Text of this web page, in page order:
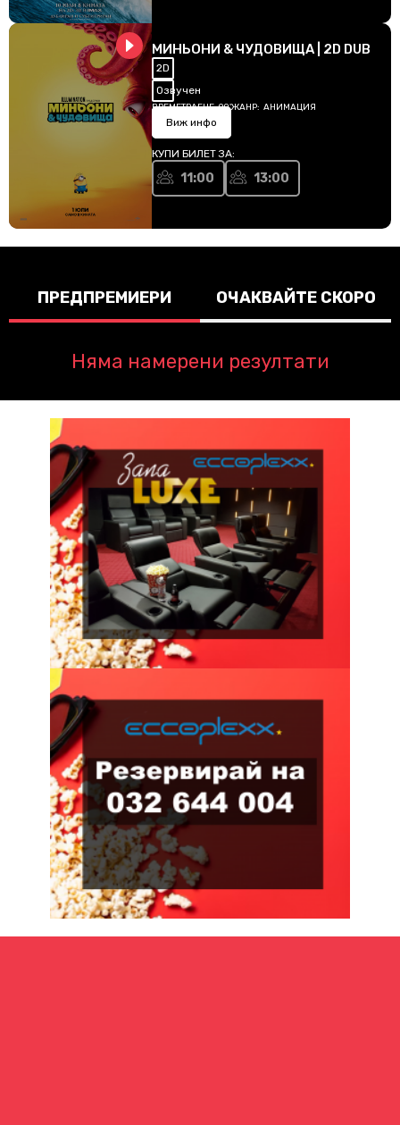
МИНЬОНИ & ЧУДОВИЩА | 2D DUB
2D
Озвучен
ВРЕМЕТРАЕНЕ:90'ЖАНР: АНИМАЦИЯ
Виж инфо
КУПИ БИЛЕТ ЗА:
11:00 13:00
ПРЕДПРЕМИЕРИ ОЧАКВАЙТЕ СКОРО
Няма намерени резултати